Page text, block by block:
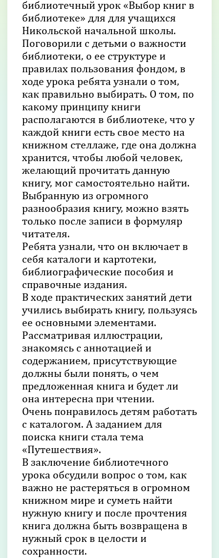
библиотечный урок «Выбор книг в
библиотеке» для для учащихся
Никольской начальной школы.
Поговорили с детьми о важности
библиотеки, о ее структуре и
правилах пользования фондом, в
ходе урока ребята узнали о том,
как правильно выбирать. О том, по
какому принципу книги
располагаются в библиотеке, что у
каждой книги есть свое место на
книжном стеллаже, где она должна
хранится, чтобы любой человек,
желающий прочитать данную
книгу, мог самостоятельно найти.
Выбранную из огромного
разнообразия книгу, можно взять
только после записи в формуляр
читателя.
Ребята узнали, что он включает в
себя каталоги и картотеки,
библиографические пособия и
справочные издания.
В ходе практических занятий дети
учились выбирать книгу, пользуясь
ее основными элементами.
Рассматривая иллюстрации,
знакомясь с аннотацией и
содержанием, присутствующие
должны были понять, о чем
предложенная книга и будет ли
она интересна при чтении.
Очень понравилось детям работать
с каталогом. А заданием для
поиска книги стала тема
«Путешествия».
В заключение библиотечного
урока обсудили вопрос о том, как
важно не растеряться в огромном
книжном мире и суметь найти
нужную книгу и после прочтения
книга должна быть возвращена в
нужный срок в целости и
сохранности.